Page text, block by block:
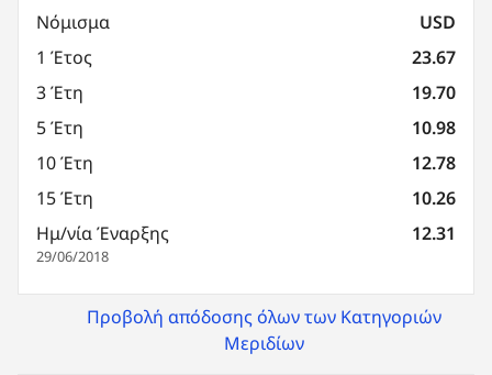
Νόμισμα
USD
1 Έτος
23.67
3 Έτη
19.70
5 Έτη
10.98
10 Έτη
12.78
15 Έτη
10.26
Ημ/νία Έναρξης
29/06/2018
12.31
Προβολή απόδοσης όλων των Κατηγοριών
Μεριδίων